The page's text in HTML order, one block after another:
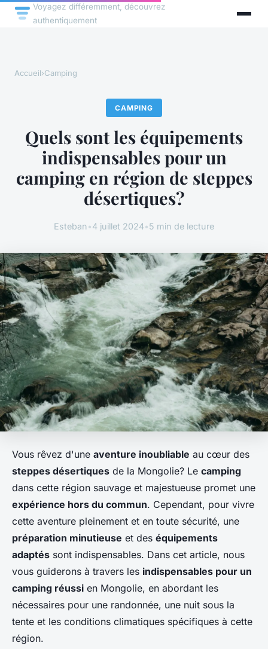
Voyagez différemment, découvrez
authentiquement
Accueil›Camping
CAMPING
Quels sont les équipements
indispensables pour un
camping en région de steppes
désertiques?
Esteban•4 juillet 2024•5 min de lecture
Vous rêvez d'une aventure inoubliable au cœur des
steppes désertiques de la Mongolie? Le camping
dans cette région sauvage et majestueuse promet une
expérience hors du commun. Cependant, pour vivre
cette aventure pleinement et en toute sécurité, une
préparation minutieuse et des équipements
adaptés sont indispensables. Dans cet article, nous
vous guiderons à travers les indispensables pour un
camping réussi en Mongolie, en abordant les
nécessaires pour une randonnée, une nuit sous la
tente et les conditions climatiques spécifiques à cette
région.